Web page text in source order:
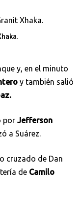
y, en el minuto
y también salió
por Jefferson
a Suárez.
cruzado de Dan
de Camilo